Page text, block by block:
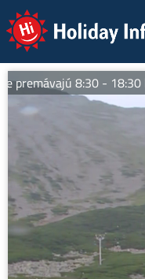
Holiday Info
8:30 - 18:30